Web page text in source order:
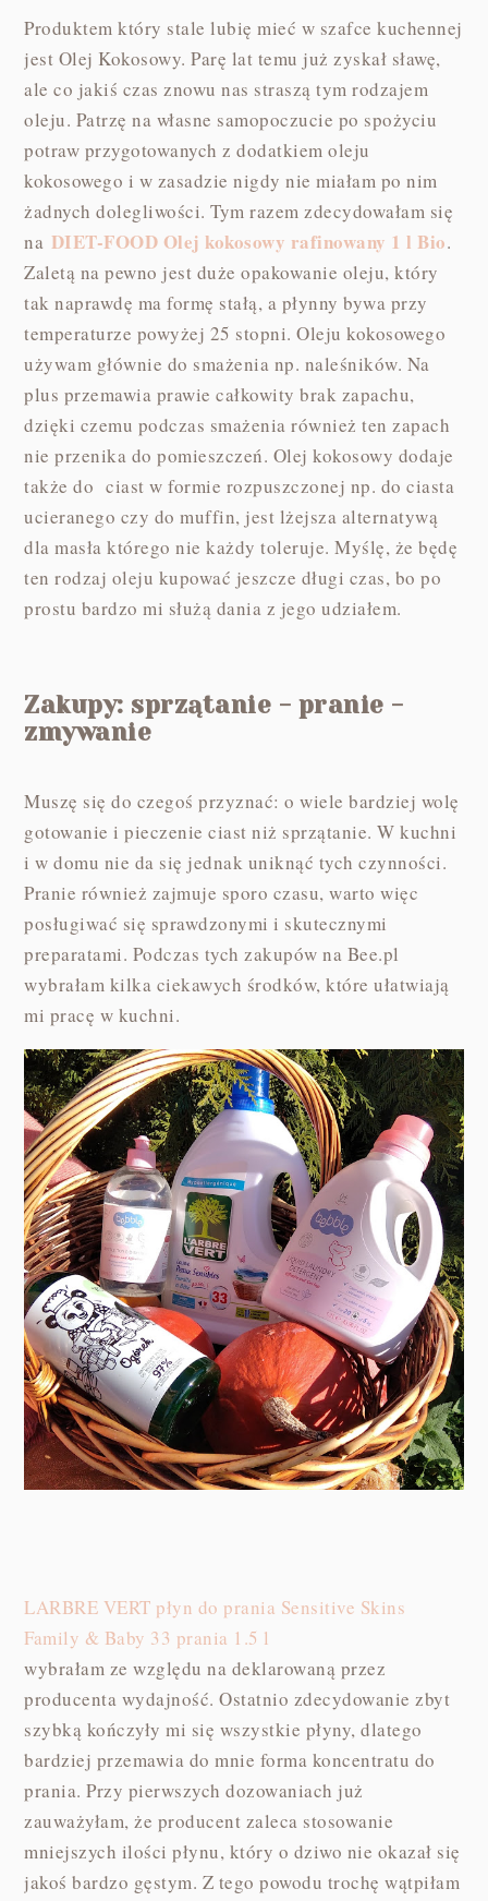
Produktem który stale lubię mieć w szafce kuchennej
jest Olej Kokosowy. Parę lat temu już zyskał sławę,
ale co jakiś czas znowu nas straszą tym rodzajem
oleju. Patrzę na własne samopoczucie po spożyciu
potraw przygotowanych z dodatkiem oleju
kokosowego i w zasadzie nigdy nie miałam po nim
żadnych dolegliwości. Tym razem zdecydowałam się
na DIET-FOOD Olej kokosowy rafinowany 1 l Bio.
Zaletą na pewno jest duże opakowanie oleju, który
tak naprawdę ma formę stałą, a płynny bywa przy
temperaturze powyżej 25 stopni. Oleju kokosowego
używam głównie do smażenia np. naleśników. Na
plus przemawia prawie całkowity brak zapachu,
dzięki czemu podczas smażenia również ten zapach
nie przenika do pomieszczeń. Olej kokosowy dodaje
także do ciast w formie rozpuszczonej np. do ciasta
ucieranego czy do muffin, jest lżejsza alternatywą
dla masła którego nie każdy toleruje. Myślę, że będę
ten rodzaj oleju kupować jeszcze długi czas, bo po
prostu bardzo mi służą dania z jego udziałem.
Zakupy: sprzątanie - pranie -
zmywanie
Muszę się do czegoś przyznać: o wiele bardziej wolę
gotowanie i pieczenie ciast niż sprzątanie. W kuchni
i w domu nie da się jednak uniknąć tych czynności.
Pranie również zajmuje sporo czasu, warto więc
posługiwać się sprawdzonymi i skutecznymi
preparatami. Podczas tych zakupów na Bee.pl
wybrałam kilka ciekawych środków, które ułatwiają
mi pracę w kuchni.
LARBRE VERT płyn do prania Sensitive Skins
Family & Baby 33 prania 1.5 l
wybrałam ze względu na deklarowaną przez
producenta wydajność. Ostatnio zdecydowanie zbyt
szybką kończyły mi się wszystkie płyny, dlatego
bardziej przemawia do mnie forma koncentratu do
prania. Przy pierwszych dozowaniach już
zauważyłam, że producent zaleca stosowanie
mniejszych ilości płynu, który o dziwo nie okazał się
jakoś bardzo gęstym. Z tego powodu trochę wątpiłam